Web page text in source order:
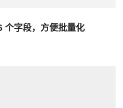
个字段，方便批量化